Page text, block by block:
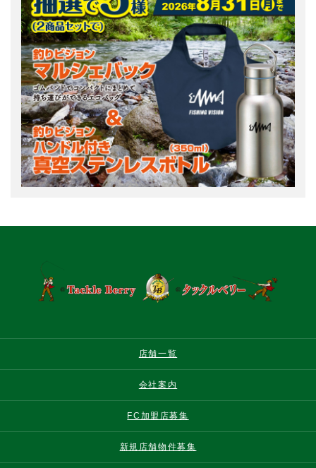
店舗一覧
会社案内
FC加盟店募集
新規店舗物件募集